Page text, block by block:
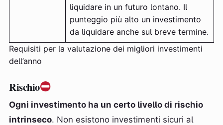
liquidare in un futuro lontano. Il
punteggio più alto un investimento
da liquidare anche sul breve termine.
Requisiti per la valutazione dei migliori investimenti
dell’anno
Rischio
Ogni investimento ha un certo livello di rischio
intrinseco. Non esistono investimenti sicuri al